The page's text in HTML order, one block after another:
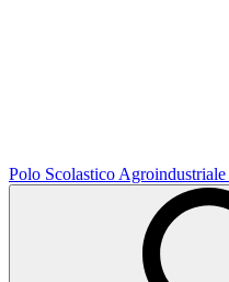
Polo Scolastico Agroindustriale